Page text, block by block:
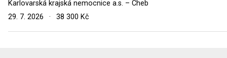
Karlovarská krajská nemocnice a.s. – Cheb
29. 7. 2026
· 38 300 Kč